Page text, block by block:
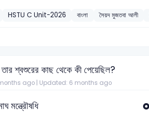
HSTU C Unit-2026 বাংলা সৈয়দ মুজতবা আলী
শ্বশুরের কাছ থেকে কী পেয়েছিল?
ago | Updated: 6 months ago
মন্ত্রৌষধি